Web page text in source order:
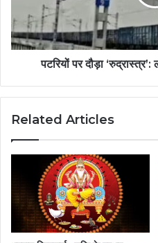
पटरियों पर दौड़ा
Related Articles